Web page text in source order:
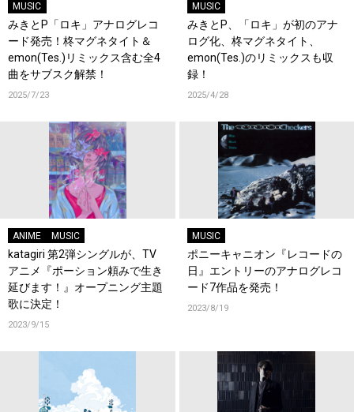
MUSIC
みきとP「ロキ」アナログレコ
ード発売！柊マグネタイト＆
emon(Tes.)リミックス含む全4
曲をサブスク解禁！
2025/7/23
MUSIC
みきとP、「ロキ」が初のアナ
ログ化、柊マグネタイト、
emon(Tes.)のリミックスも収
録！
2025/4/28
ANIME MUSIC
katagiri 第2弾シングルが、TV
アニメ『ポーション頼みで生き
延びます！』オープニング主題
歌に決定！
2023/9/15
MUSIC
ポニーキャニオン『レコードの
日』エントリーのアナログレコ
ード7作品を発売！
2023/8/19